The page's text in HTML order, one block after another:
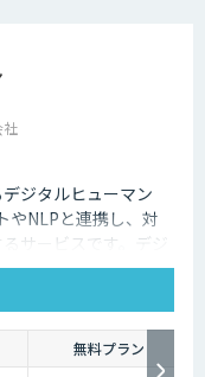
社
ジタルヒューマン
やNLPと連携し、対
サービスです。デジ
があり、競争力があ
。
無料プラン